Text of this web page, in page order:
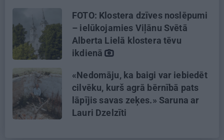
FOTO: Klostera dzīves noslēpumi
– ielūkojamies Viļānu Svētā
Alberta Lielā klostera tēvu
ikdienā
«Nedomāju, ka baigi var iebiedēt
cilvēku, kurš agrā bērnībā pats
lāpījis savas zeķes.» Saruna ar
Lauri Dzelzīti